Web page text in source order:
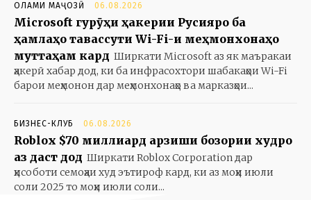
ОЛАМИ МАҶОЗӢ 06.08.2026
Microsoft гурӯҳи ҳакерии Русияро ба
ҳамлаҳо тавассути Wi-Fi-и меҳмонхонаҳо
муттаҳам кард Ширкати Microsoft аз як маъракаи
ҳакерӣ хабар дод, ки ба инфрасохтори шабакаҳои Wi-Fi
барои меҳмонон дар меҳмонхонаҳо ва марказҳои...
БИЗНЕС-КЛУБ 06.08.2026
Roblox $70 миллиард арзиши бозории худро
аз даст дод Ширкати Roblox Corporation дар
ҳисоботи семоҳаи худ эътироф кард, ки аз моҳи июли
соли 2025 то моҳи июли соли...